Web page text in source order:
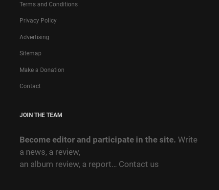
Terms and Conditions
Privacy Policy
Advertising
Sitemap
Make a Donation
Contact
JOIN THE TEAM
Become editor and participate in the site. Write
a news, a review,
an album review, a report… Contact us